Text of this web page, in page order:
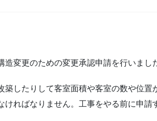
変更のための変更承認申請を行いまし
築したりして客室面積や客室の数や位置
ればなりません。工事をやる前に申請